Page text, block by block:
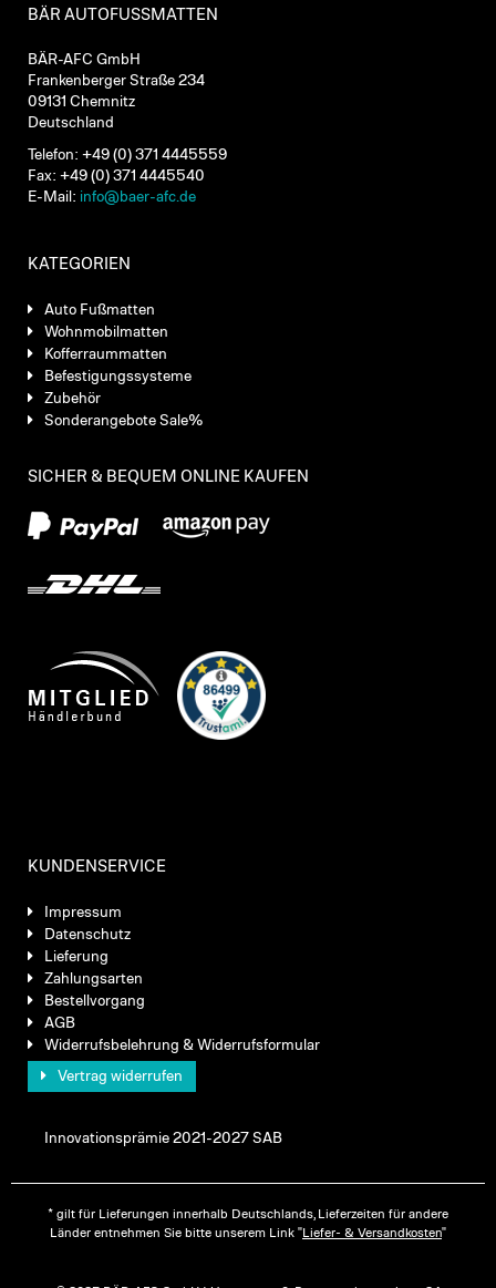
BÄR AUTOFUSSMATTEN
BÄR-AFC GmbH
Frankenberger Straße 234
09131 Chemnitz
Deutschland
Telefon: +49 (0) 371 4445559
Fax: +49 (0) 371 4445540
E-Mail: info@baer-afc.de
KATEGORIEN
Auto Fußmatten
Wohnmobilmatten
Kofferraummatten
Befestigungssysteme
Zubehör
Sonderangebote Sale%
SICHER & BEQUEM ONLINE KAUFEN
KUNDENSERVICE
Impressum
Datenschutz
Lieferung
Zahlungsarten
Bestellvorgang
AGB
Widerrufsbelehrung & Widerrufsformular
Vertrag widerrufen
Innovationsprämie 2021-2027 SAB
* gilt für Lieferungen innerhalb Deutschlands, Lieferzeiten für andere
Länder entnehmen Sie bitte unserem Link "Liefer- & Versandkosten"